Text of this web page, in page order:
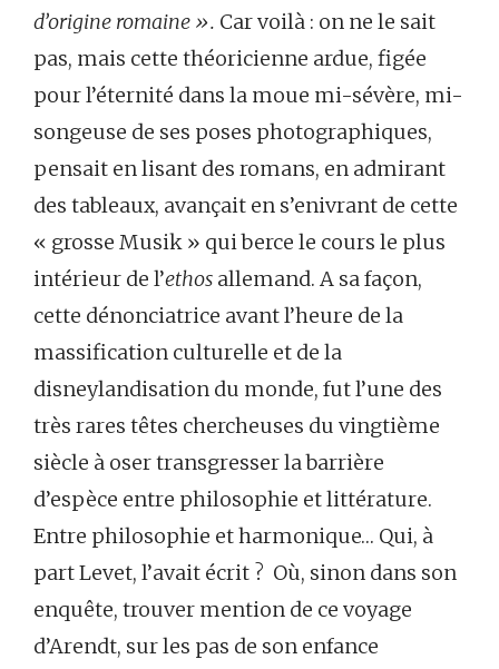
d’origine romaine ». Car voilà : on ne le sait
pas, mais cette théoricienne ardue, figée
pour l’éternité dans la moue mi-sévère, mi-
songeuse de ses poses photographiques,
pensait en lisant des romans, en admirant
des tableaux, avançait en s’enivrant de cette
« grosse Musik » qui berce le cours le plus
intérieur de l’ethos allemand. A sa façon,
cette dénonciatrice avant l’heure de la
massification culturelle et de la
disneylandisation du monde, fut l’une des
très rares têtes chercheuses du vingtième
siècle à oser transgresser la barrière
d’espèce entre philosophie et littérature.
Entre philosophie et harmonique… Qui, à
part Levet, l’avait écrit ? Où, sinon dans son
enquête, trouver mention de ce voyage
d’Arendt, sur les pas de son enfance